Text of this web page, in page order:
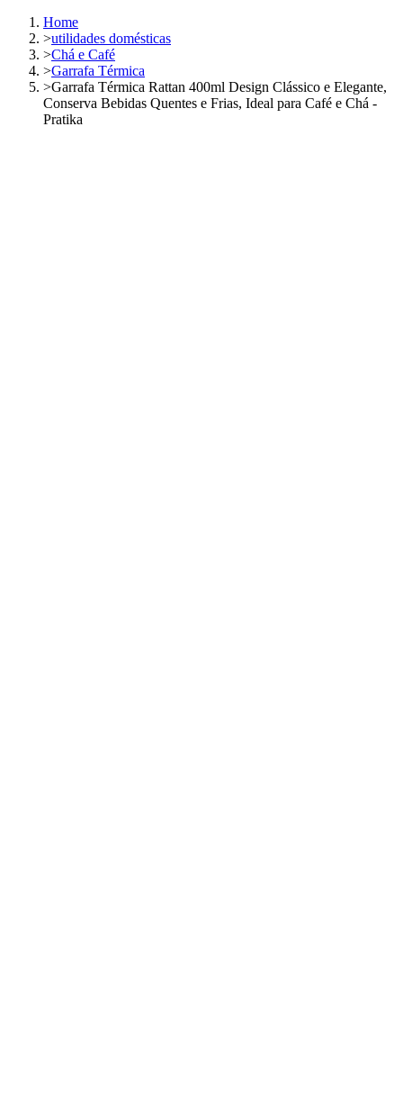
Home
>utilidades domésticas
>Chá e Café
>Garrafa Térmica
>Garrafa Térmica Rattan 400ml Design Clássico e Elegante,
Conserva Bebidas Quentes e Frias, Ideal para Café e Chá -
Pratika